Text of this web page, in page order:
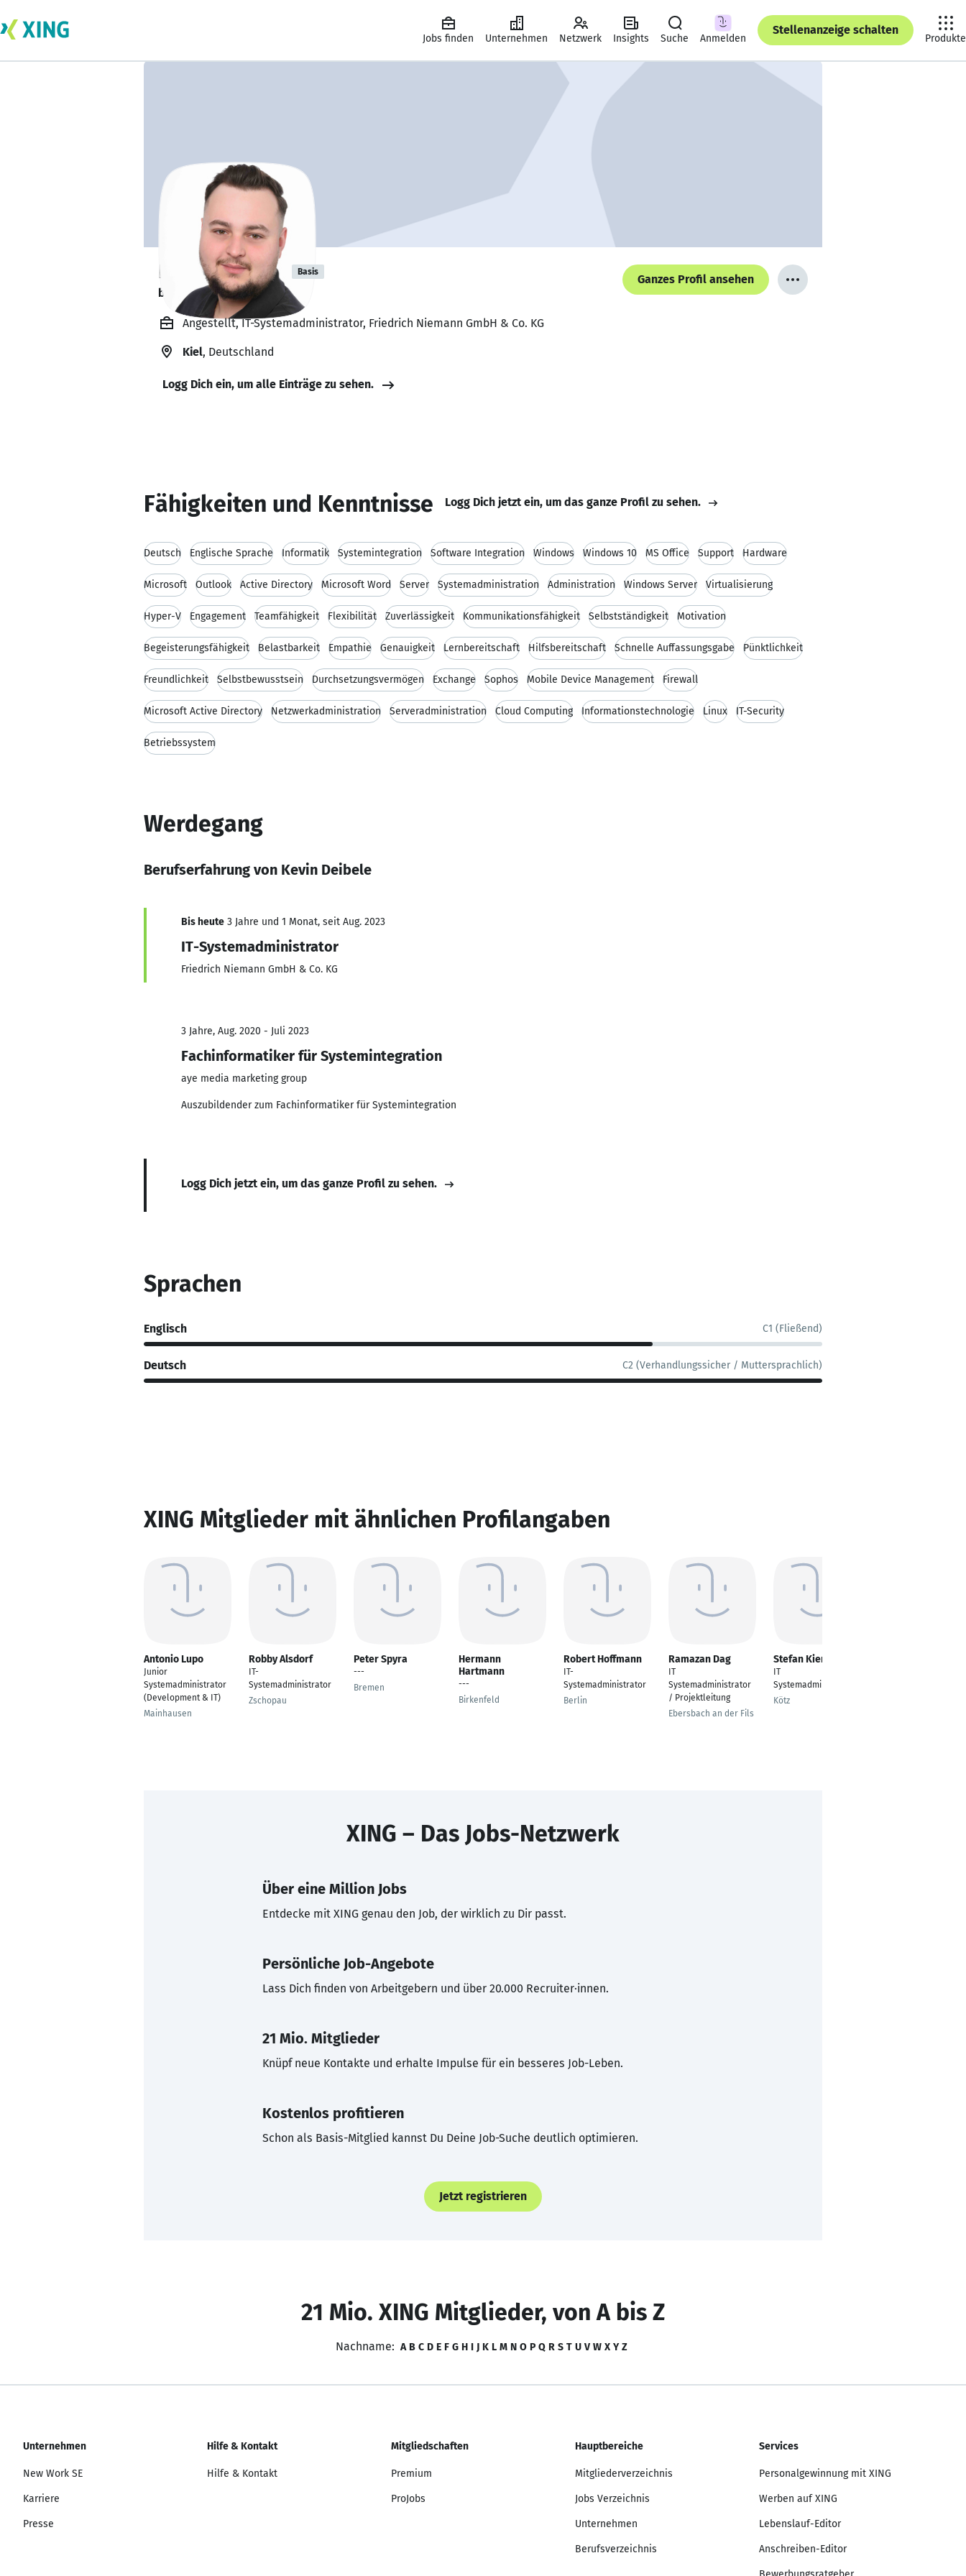
Jobs finden Unternehmen Netzwerk Insights Suche Anmelden
Stellenanzeige schalten
Produkte
Kevin Deibele Basis
bildet sich zurzeit weiter. 🎓
Ganzes Profil ansehen
Angestellt, IT-Systemadministrator, Friedrich Niemann GmbH & Co. KG
Kiel, Deutschland
Logg Dich ein, um alle Einträge zu sehen.
Fähigkeiten und Kenntnisse Logg Dich jetzt ein, um das ganze Profil zu sehen.
Deutsch Englische Sprache Informatik Systemintegration Software Integration Windows Windows 10 MS Office Support Hardware
Microsoft Outlook Active Directory Microsoft Word Server Systemadministration Administration Windows Server Virtualisierung
Hyper-V Engagement Teamfähigkeit Flexibilität Zuverlässigkeit Kommunikationsfähigkeit Selbstständigkeit Motivation
Begeisterungsfähigkeit Belastbarkeit Empathie Genauigkeit Lernbereitschaft Hilfsbereitschaft Schnelle Auffassungsgabe Pünktlichkeit
Freundlichkeit Selbstbewusstsein Durchsetzungsvermögen Exchange Sophos Mobile Device Management Firewall
Microsoft Active Directory Netzwerkadministration Serveradministration Cloud Computing Informationstechnologie Linux IT-Security
Betriebssystem
Werdegang
Berufserfahrung von Kevin Deibele
Bis heute 3 Jahre und 1 Monat, seit Aug. 2023
IT-Systemadministrator
Friedrich Niemann GmbH & Co. KG
3 Jahre, Aug. 2020 - Juli 2023
Fachinformatiker für Systemintegration
aye media marketing group
Auszubildender zum Fachinformatiker für Systemintegration
Logg Dich jetzt ein, um das ganze Profil zu sehen.
Sprachen
Englisch C1 (Fließend)
Deutsch C2 (Verhandlungssicher / Muttersprachlich)
XING Mitglieder mit ähnlichen Profilangaben
Antonio Lupo
Junior
Systemadministrator
(Development & IT)
Mainhausen
Robby Alsdorf
IT-
Systemadministrator
Zschopau
Peter Spyra
---
Bremen
Hermann
Hartmann
---
Birkenfeld
Robert Hoffmann
IT-
Systemadministrator
Berlin
Ramazan Dag
IT
Systemadministrator
/ Projektleitung
Ebersbach an der Fils
Stefan Kiener
IT
Systemadministrator
Kötz
XING – Das Jobs-Netzwerk
Über eine Million Jobs
Entdecke mit XING genau den Job, der wirklich zu Dir passt.
Persönliche Job-Angebote
Lass Dich finden von Arbeitgebern und über 20.000 Recruiter·innen.
21 Mio. Mitglieder
Knüpf neue Kontakte und erhalte Impulse für ein besseres Job-Leben.
Kostenlos profitieren
Schon als Basis-Mitglied kannst Du Deine Job-Suche deutlich optimieren.
Jetzt registrieren
21 Mio. XING Mitglieder, von A bis Z
Nachname: A B C D E F G H I J K L M N O P Q R S T U V W X Y Z
Unternehmen
New Work SE
Karriere
Presse
Hilfe & Kontakt
Hilfe & Kontakt
Mitgliedschaften
Premium
ProJobs
Hauptbereiche
Mitgliederverzeichnis
Jobs Verzeichnis
Unternehmen
Berufsverzeichnis
Services
Personalgewinnung mit XING
Werben auf XING
Lebenslauf-Editor
Anschreiben-Editor